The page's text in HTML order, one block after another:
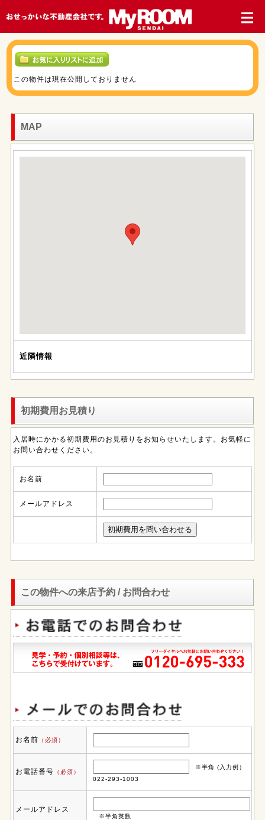
この物件は現在公開しておりません
MAP
近隣情報
初期費用お見積り
入居時にかかる初期費用のお見積りをお知らせいたします。お気軽に
お問い合わせください。
お名前
メールアドレス
この物件への来店予約 / お問合わせ
お名前 （必須）
お電話番号 （必須）
※半角 (入力例）
022-293-1003
メールアドレス
※半角英数